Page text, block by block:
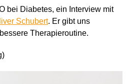
bei Diabetes, ein Interview mit
Schubert. Er gibt uns
Therapieroutine.